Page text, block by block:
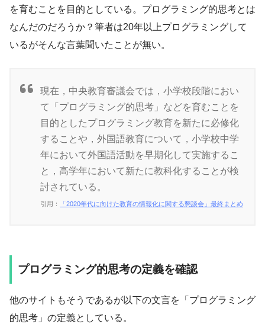
を育むことを目的としている。プログラミング的思考とは
なんだのだろうか？筆者は20年以上プログラミングして
いるがそんな言葉聞いたことが無い。
現在，中央教育審議会では，小学校段階におい
て「プログラミング的思考」などを育むことを
目的としたプログラミング教育を新たに必修化
することや，外国語教育について，小学校中学
年において外国語活動を早期化して実施するこ
と，高学年において新たに教科化することが検
討されている。
引用： 「2020年代に向けた教育の情報化に関する懇談会」最終まとめ
プログラミング的思考の定義を確認
他のサイトもそうであるが以下の文言を「プログラミング
的思考」の定義としている。